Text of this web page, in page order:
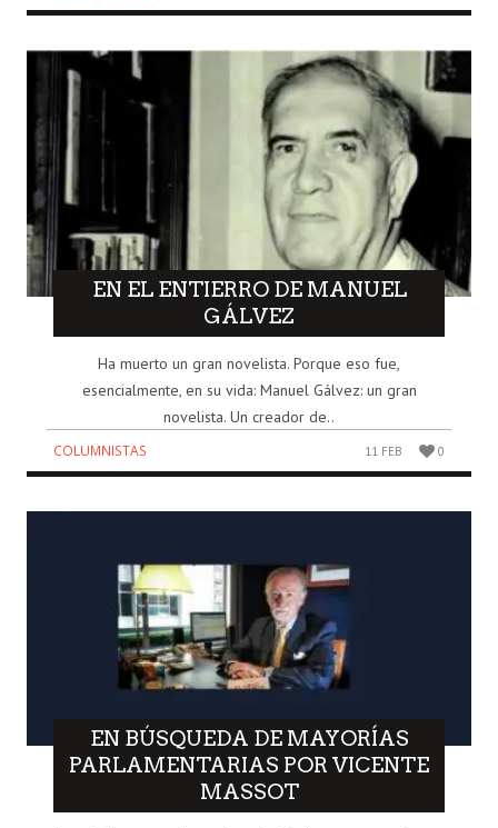
EN EL ENTIERRO DE MANUEL
GÁLVEZ
Ha muerto un gran novelista. Porque eso fue,
esencialmente, en su vida: Manuel Gálvez: un gran
novelista. Un creador de..
COLUMNISTAS 11 FEB 0
EN BÚSQUEDA DE MAYORÍAS
PARLAMENTARIAS POR VICENTE
MASSOT